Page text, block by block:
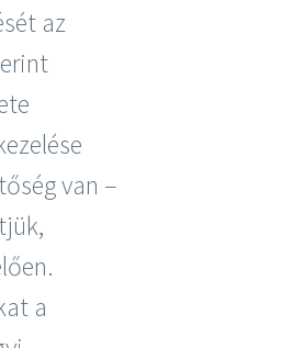
az
van –
a